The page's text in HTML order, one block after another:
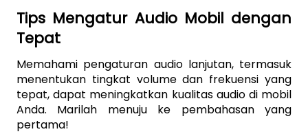
Tips Mengatur Audio Mobil dengan
Tepat
Memahami pengaturan audio lanjutan, termasuk
menentukan tingkat volume dan frekuensi yang
tepat, dapat meningkatkan kualitas audio di mobil
Anda. Marilah menuju ke pembahasan yang
pertama!